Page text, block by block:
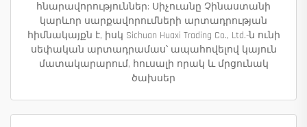
հնարավորություններ: Սիչուանը Չինաստանի
կարևոր սարքավորումների արտադրության
հիմնակայքն է, իսկ Sichuan Huaxi Trading Co., Ltd.-ն ունի
սեփական արտադրամաս՝ ապահովելով կայուն
մատակարարում, հուսալի որակ և մրցունակ
ծախսեր